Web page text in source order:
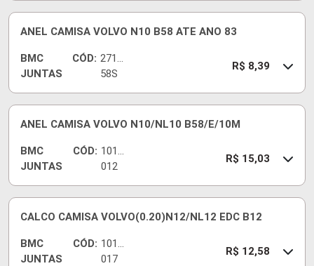
ANEL CAMISA VOLVO N10 B58 ATE ANO 83
BMC
JUNTAS
CÓD: 2711
58S
R$ 8,39
ANEL CAMISA VOLVO N10/NL10 B58/E/10M
BMC
JUNTAS
CÓD: 1010
012
R$ 15,03
CALCO CAMISA VOLVO(0.20)N12/NL12 EDC B12
BMC
JUNTAS
CÓD: 1010
017
R$ 12,58